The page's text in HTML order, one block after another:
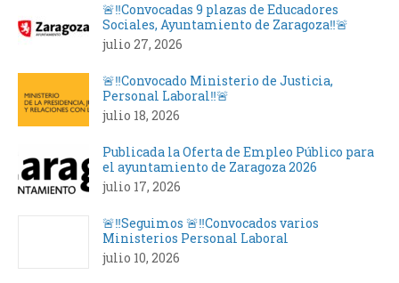
🚨‼️Convocadas 9 plazas de Educadores
Sociales, Ayuntamiento de Zaragoza‼️🚨
julio 27, 2026
🚨‼️Convocado Ministerio de Justicia,
Personal Laboral‼️🚨
julio 18, 2026
Publicada la Oferta de Empleo Público para
el ayuntamiento de Zaragoza 2026
julio 17, 2026
🚨‼️Seguimos 🚨‼️Convocados varios
Ministerios Personal Laboral
julio 10, 2026